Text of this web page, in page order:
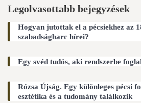
Legolvasottabb bejegyzések
Hogyan jutottak el a pécsiekhez az
szabadságharc hírei?
Egy svéd tudós, aki rendszerbe
Rózsa Újság. Egy különleges pécsi
esztétika és a tudomány találkozik